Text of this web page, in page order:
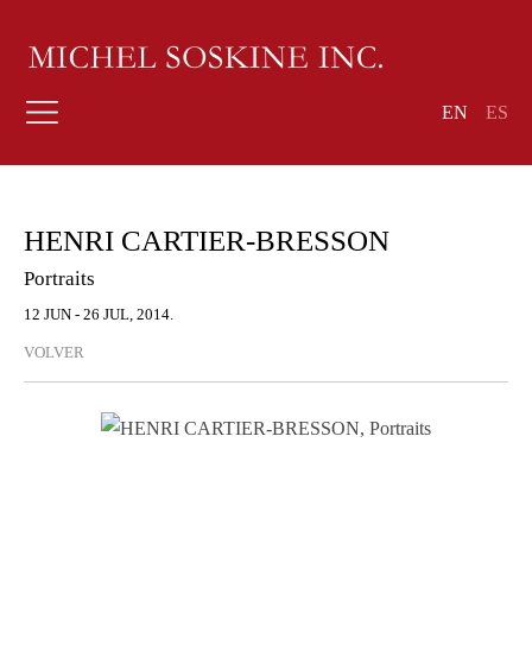
EN ES
HENRI CARTIER-BRESSON
Portraits
12 JUN - 26 JUL, 2014.
VOLVER